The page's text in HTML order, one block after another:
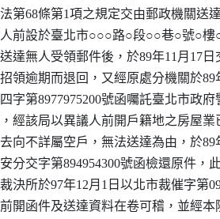
法第68條第1項之規定交由郵政機關送
人前設於臺北市○○○路○段○○巷○號○樓
送達無人受領郵件後，於89年11月17
招領逾期而退回，又經原處分機關於89
四字第8977975200號函囑託臺北市政
，經該局以異議人前開戶籍地之房屋業
去向不詳屬空戶，無法送達為由，於89
安分交字第894954300號函檢還原件，
裁決所於97年12月1日以北市裁催字第
前開函件及送達資料在卷可稽，並經